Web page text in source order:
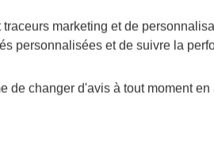
désignée comme
souscrite pour votre famille.
traceurs marketing et de
personnalisées et de suivre la
de changer d'avis à tout moment en